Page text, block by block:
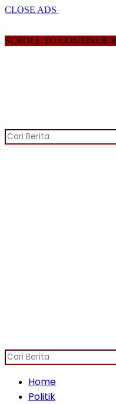
CLOSE ADS
SCROLL TO CONTINUE
Home
Politik